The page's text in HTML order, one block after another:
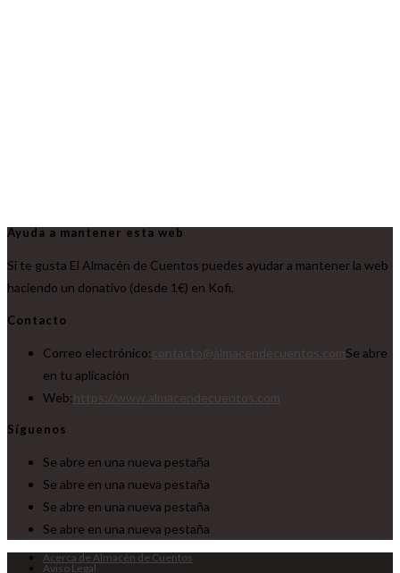
Ayuda a mantener esta web
Si te gusta El Almacén de Cuentos puedes ayudar a mantener la web
haciendo un donativo (desde 1€) en Kofi.
Contacto
Correo electrónico:
Se abre
en tu aplicación
Web:
Síguenos
Se abre en una nueva pestaña
Se abre en una nueva pestaña
Se abre en una nueva pestaña
Se abre en una nueva pestaña
Acerca de Almacén de Cuentos
Aviso Legal